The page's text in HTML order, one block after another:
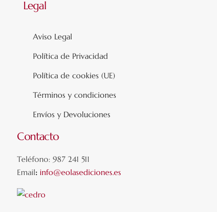
Legal
Aviso Legal
Política de Privacidad
Política de cookies (UE)
Términos y condiciones
Envíos y Devoluciones
Contacto
Teléfono: 987 241 511
Email: info@eolasediciones.es